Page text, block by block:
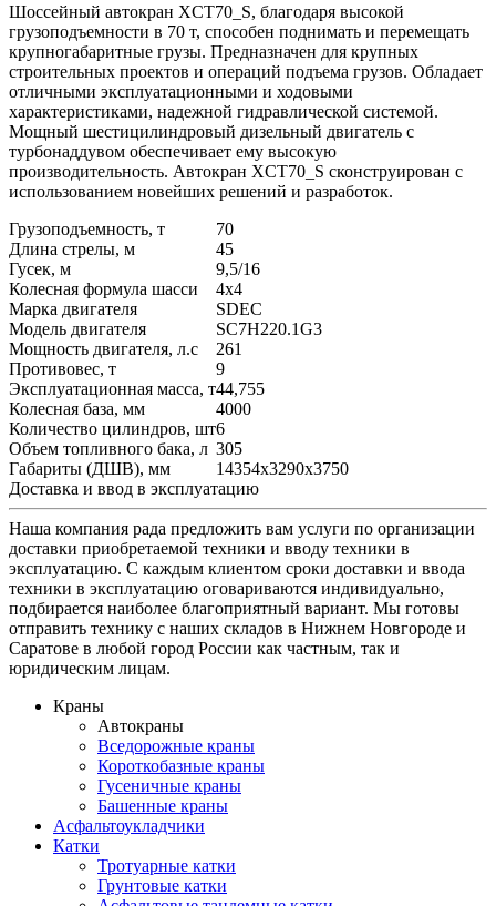
Шоссейный автокран XCT70_S, благодаря высокой
грузоподъемности в 70 т, способен поднимать и перемещать
крупногабаритные грузы. Предназначен для крупных
строительных проектов и операций подъема грузов. Обладает
отличными эксплуатационными и ходовыми
характеристиками, надежной гидравлической системой.
Мощный шестицилиндровый дизельный двигатель с
турбонаддувом обеспечивает ему высокую
производительность. Автокран XCT70_S сконструирован с
использованием новейших решений и разработок.
Грузоподъемность, т
70
Длина стрелы, м
45
Гусек, м
9,5/16
Колесная формула шасси
4х4
Марка двигателя
SDEC
Модель двигателя
SC7H220.1G3
Мощность двигателя, л.с
261
Противовес, т
9
Эксплуатационная масса, т44,755
Колесная база, мм
4000
Количество цилиндров, шт6
Объем топливного бака, л 305
Габариты (ДШВ), мм
14354x3290x3750
Доставка и ввод в эксплуатацию
Наша компания рада предложить вам услуги по организации
доставки приобретаемой техники и вводу техники в
эксплуатацию. С каждым клиентом сроки доставки и ввода
техники в эксплуатацию оговариваются индивидуально,
подбирается наиболее благоприятный вариант. Мы готовы
отправить технику с наших складов в Нижнем Новгороде и
Саратове в любой город России как частным, так и
юридическим лицам.
Краны
Автокраны
Вседорожные краны
Короткобазные краны
Гусеничные краны
Башенные краны
Асфальтоукладчики
Катки
Тротуарные катки
Грунтовые катки